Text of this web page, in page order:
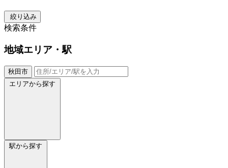
絞り込み
検索条件
地域エリア・駅
秋田市
エリアから探す
駅から探す